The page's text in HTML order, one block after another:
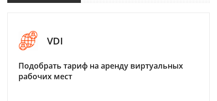
VDI
Подобрать тариф на аренду виртуальных
рабочих мест